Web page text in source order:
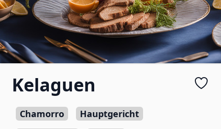
Kelaguen
Chamorro
Hauptgericht